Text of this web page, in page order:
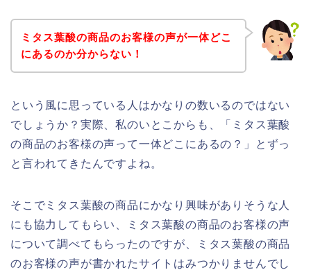
ミタス葉酸の商品のお客様の声が一体どこ
にあるのか分からない！
という風に思っている人はかなりの数いるのではない
でしょうか？実際、私のいとこからも、「ミタス葉酸
の商品のお客様の声って一体どこにあるの？」とずっ
と言われてきたんですよね。
そこでミタス葉酸の商品にかなり興味がありそうな人
にも協力してもらい、ミタス葉酸の商品のお客様の声
について調べてもらったのですが、ミタス葉酸の商品
のお客様の声が書かれたサイトはみつかりませんでし